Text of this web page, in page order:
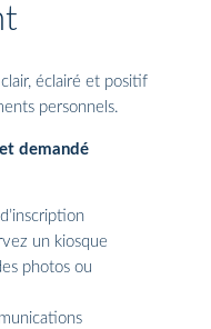
éclairé et positif
personnels.
demandé
un kiosque
photos ou